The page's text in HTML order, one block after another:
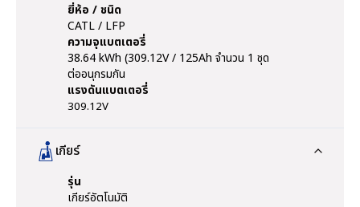
ยี่ห้อ / ชนิด
CATL / LFP
ความจุแบตเตอรี่
38.64 kWh (309.12V / 125Ah จำนวน 1 ชุด
ต่ออนุกรมกัน
แรงดันแบตเตอรี่
309.12V
เกียร์
รุ่น
เกียร์อัตโนมัติ